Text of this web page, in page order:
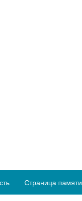
Страница памяти